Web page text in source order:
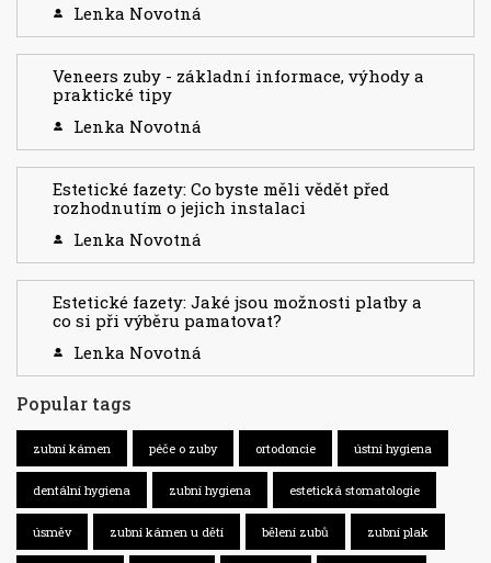
Lenka Novotná
Veneers zuby - základní informace, výhody a
praktické tipy
Lenka Novotná
Estetické fazety: Co byste měli vědět před
rozhodnutím o jejich instalaci
Lenka Novotná
Estetické fazety: Jaké jsou možnosti platby a
co si při výběru pamatovat?
Lenka Novotná
Popular tags
zubní kámen péče o zuby ortodoncie ústní hygiena
dentální hygiena zubní hygiena estetická stomatologie
úsměv zubní kámen u dětí bělení zubů zubní plak